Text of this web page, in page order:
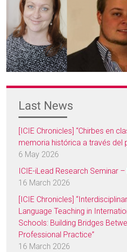
Last News
[ICIE Chronicles] “Chirbes en
memoria histórica a través del
6 May 2026
ICIE-iLead Research Seminar
16 March 2026
[ICIE Chronicles]
Language Teaching in
Schools: Building Bridges
Professional Practice”
16 March 2026